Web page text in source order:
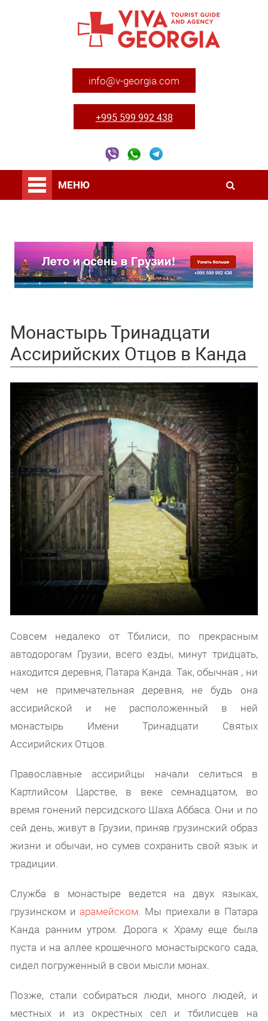
info@v-georgia.com
+995 599 992 438
МЕНЮ
Монастырь Тринадцати
Ассирийских Отцов в Канда
Совсем недалеко от Тбилиси, по прекрасным
автодорогам Грузии, всего езды, минут тридцать,
находится деревня, Патара Канда. Так, обычная , ни
чем не примечательная деревня, не будь она
ассирийской и не расположенный в ней
монастырь Имени Тринадцати Святых
Ассирийских Отцов.
Православные ассирийцы начали селиться в
Картлийсом Царстве, в веке семнадцатом, во
время гонений персидского Шаха Аббаса. Они и по
сей день, живут в Грузии, приняв грузинский образ
жизни и обычаи, но сумев сохранить свой язык и
традиции.
Служба в монастыре ведется на двух языках,
грузинском иарамейском. Мы приехали в Патара
Канда ранним утром. Дорога к Храму еще была
пуста и на аллее крошечного монастырского сада,
сидел погруженный в свои мысли монах.
Позже, стали собираться люди, много людей, и
местных и из окрестных сел и тбилисцев на